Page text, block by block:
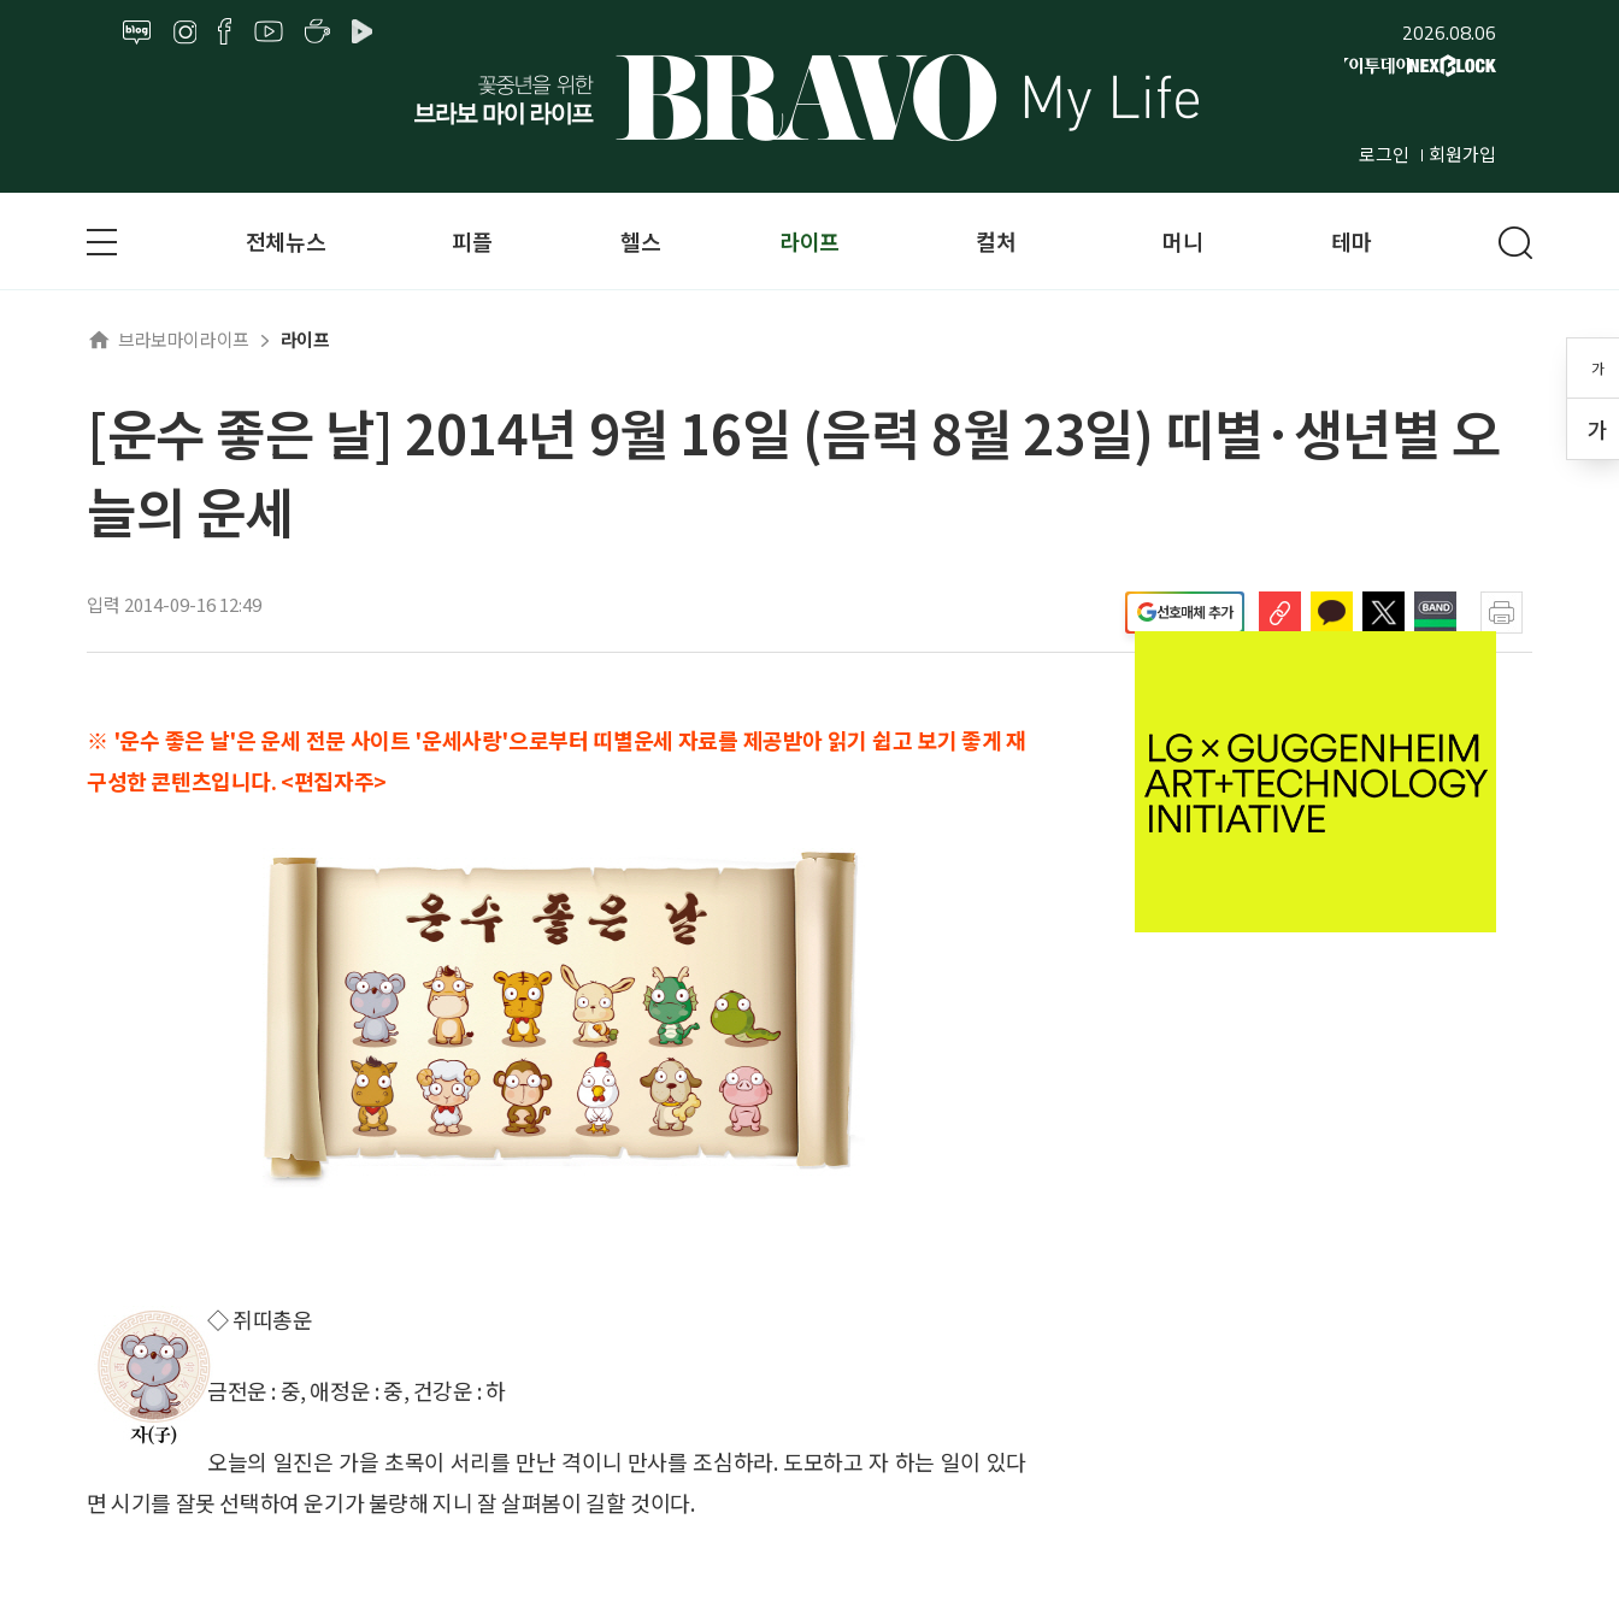
2026.08.06
로그인 회원가입
가
가
전체뉴스 피플 헬스 라이프 컬처 머니 테마
브라보마이라이프 라이프
[운수 좋은 날] 2014년 9월 16일 (음력 8월 23일) 띠별·생년별 오
늘의 운세
입력 2014-09-16 12:49 선호매체 추가
※ '운수 좋은 날'은 운세 전문 사이트 '운세사랑'으로부터 띠별운세 자료를 제공받아 읽기 쉽고 보기 좋게 재
구성한 콘텐츠입니다. <편집자주>
◇ 쥐띠총운
금전운 : 중, 애정운 : 중, 건강운 : 하
오늘의 일진은 가을 초목이 서리를 만난 격이니 만사를 조심하라. 도모하고 자 하는 일이 있다
면 시기를 잘못 선택하여 운기가 불량해 지니 잘 살펴봄이 길할 것이다.